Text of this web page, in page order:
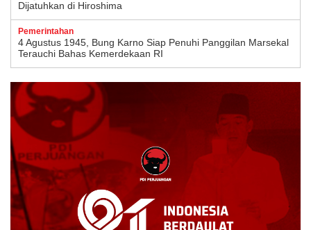
Dijatuhkan di Hiroshima
Pemerintahan
4 Agustus 1945, Bung Karno Siap Penuhi Panggilan Marsekal
Terauchi Bahas Kemerdekaan RI